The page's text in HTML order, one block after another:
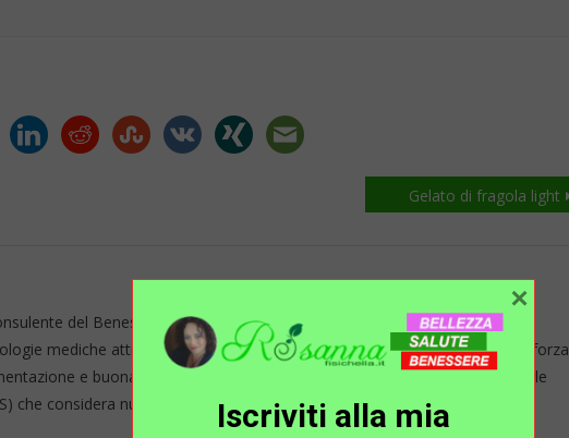
Gelato di fragola light
del Benessere Eliosnatura, si occupa di alimentazione, cura della
mediche attraverso l'uso di prodotti del tutto naturali. Il suo punto di forza
e buona salute”, fattore sottolineato dall’Organizzazione mondiale
che considera nutrizione adeguata e salute diritti umani fondamentali.
Iscriviti alla mia
×